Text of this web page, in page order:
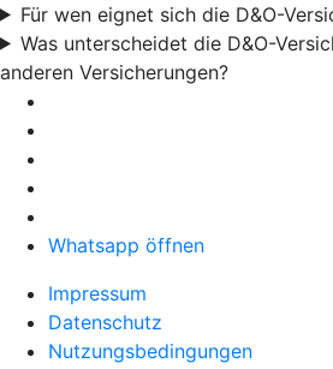
Für wen eignet sich die D&O-
Was unterscheidet die D&O-
anderen Versicherungen?
Whatsapp öffnen
Impressum
Datenschutz
Nutzungsbedingungen